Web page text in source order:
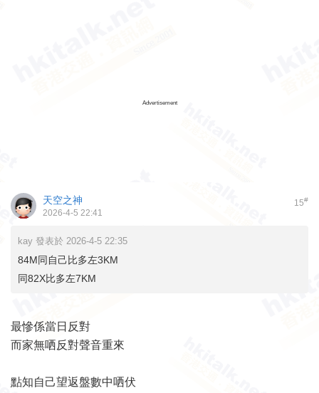
Advertisement
15#
天空之神
2026-4-5 22:41
kay 發表於 2026-4-5 22:35
84M同自己比多左3KM
同82X比多左7KM
最慘係當日反對
而家無哂反對聲音重來
點知自己望返盤數中哂伏